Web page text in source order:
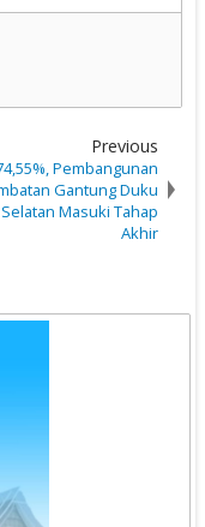
Previous
Pembangunan
Gantung Duku
Masuki Tahap
Akhir